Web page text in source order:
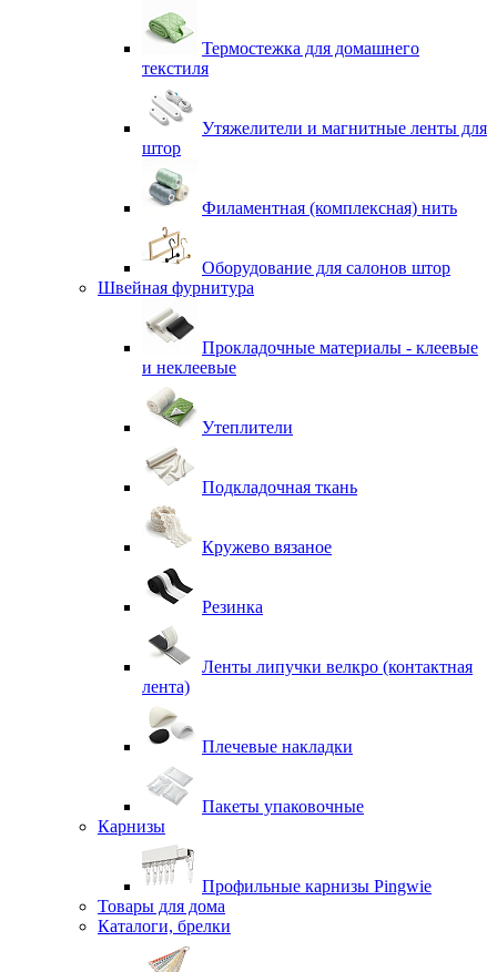
Термостежка для домашнего
текстиля
Утяжелители и магнитные ленты для
штор
Филаментная (комплексная) нить
Оборудование для салонов штор
Швейная фурнитура
Прокладочные материалы - клеевые
и неклеевые
Утеплители
Подкладочная ткань
Кружево вязаное
Резинка
Ленты липучки велкро (контактная
лента)
Плечевые накладки
Пакеты упаковочные
Карнизы
Профильные карнизы Pingwie
Товары для дома
Каталоги, брелки